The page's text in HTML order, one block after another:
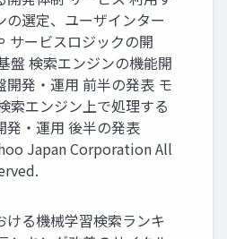
の選定、ユーザインター
サービスロジックの開
盤 検索エンジンの機能開
開発・運用 前半の発表 モ
索エンジン上で処理する
発・運用 後半の発表
Japan Corporation All
ける機械学習検索ランキ